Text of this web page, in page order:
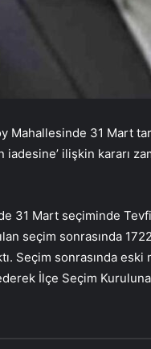
Mahallesinde 31 Mart
iadesine’ ilişkin kararı
31 Mart seçiminde
seçim sonrasında
Seçim sonrasında
İlçe Seçim